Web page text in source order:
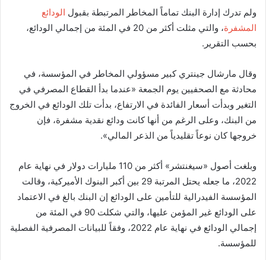
ولم تدرك إدارة البنك تماماً المخاطر المرتبطة بقبول الودائع
المشفرة
، والتي مثلت أكثر من 20 في المئة من إجمالي الودائع،
بحسب التقرير.
وقال مارشال جينتري كبير مسؤولي المخاطر في المؤسسة، في
محادثة مع الصحفيين يوم الجمعة «عندما بدأ القطاع المصرفي في
التغير وبدأت أسعار الفائدة في الارتفاع، بدأت تلك الودائع في الخروج
من البنك، وعلى الرغم من أنها كانت ودائع نقدية مشفرة، فإن
خروجها كان نوعاً تقليدياً من الذعر المالي».
وبلغت أصول «سيغنتشر» أكثر من 110 مليارات دولار في نهاية عام
2022، ما جعله يحتل المرتبة 29 بين أكبر البنوك الأميركية، وقالت
المؤسسة الفيدرالية للتأمين على الودائع إن البنك بالغ في الاعتماد
على الودائع غير المؤمن عليها، والتي شكلت 90 في المئة من
إجمالي الودائع في نهاية عام 2022، وفقاً للبيانات المصرفية الفصلية
للمؤسسة.